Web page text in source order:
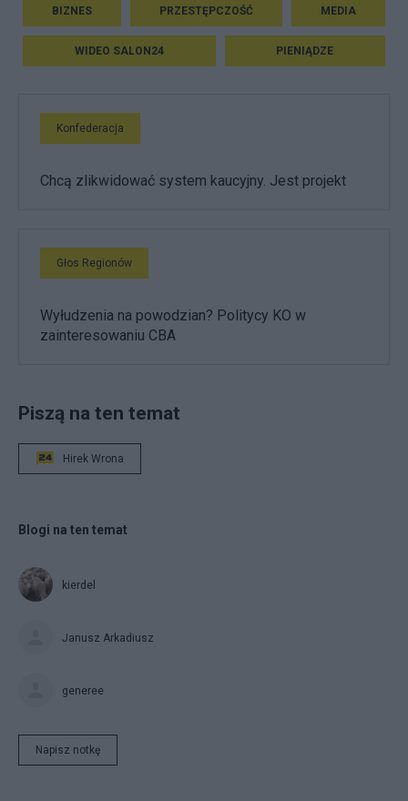
BIZNES PRZESTĘPCZOŚĆ MEDIA
WIDEO SALON24 PIENIĄDZE
Konfederacja
Chcą zlikwidować system kaucyjny. Jest projekt
Głos Regionów
Wyłudzenia na powodzian? Politycy KO w
zainteresowaniu CBA
Piszą na ten temat
Hirek Wrona
Blogi na ten temat
kierdel
Janusz Arkadiusz
generee
Napisz notkę